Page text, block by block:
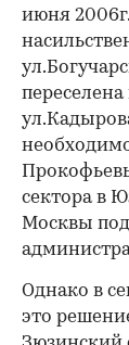
июня
сектора в
Москвы
Однако в
это